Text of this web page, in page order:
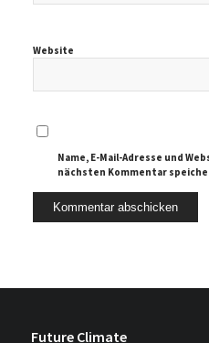
Website
Name, E-Mail-Adresse und
nächsten Kommentar
Future Climate